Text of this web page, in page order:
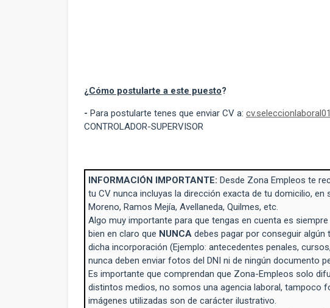
¿ Cómo postularte a este puesto?
- Para postularte tenes que enviar CV a:
CONTROLADOR-SUPERVISOR
INFORMACIÓN IMPORTANTE: Desde Zona Empleos te
tu CV nunca incluyas la dirección exacta de tu domicilio,
Moreno, Ramos Mejía, Avellaneda, Quilmes, etc.
Algo muy importante para que tengas en cuenta es
bien en claro que NUNCA debes pagar por conseguir algún
dicha incorporación (Ejemplo: antecedentes penales,
nunca deben enviar fotos del DNI ni de ningún documento
Es importante que comprendan que Zona-Empleos solo
distintos medios, no somos una agencia laboral, tampoco
imágenes utilizadas son de carácter ilustrativo.